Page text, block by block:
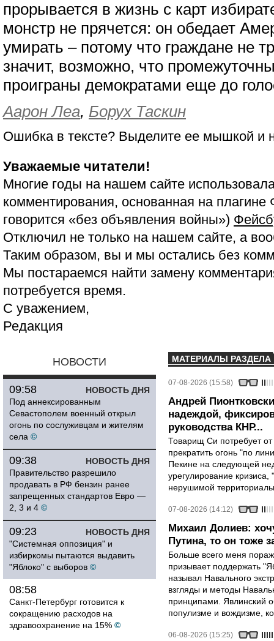
прорывается в жизнь с карт
монстр не прячется: он обедает
умирать – потому что граждане не
значит, возможно, что
проиграны демократами еще до
Аарон Леа, Борух Таскин
Ошибка в тексте? Выделите ее мышкой и
Уважаемые читатели!
Многие годы на нашем сайте
комментирования, основанная на
говорится «без объявления войны»)
Отключил не только на нашем сайте, а
Таким образом, вы и мы остались без
Мы постараемся найти замену
потребуется время.
С уважением,
Редакция
НОВОСТИ
НОВОСТЬ ДНЯ
09:58
Под аннексированным
Севастополем военный открыл
огонь по сослуживцам и жителям
села ©
НОВОСТЬ ДНЯ
09:38
Правительство разрешило
продавать в РФ бензин ранее
запрещенных стандартов Евро —
2, 3 и 4 ©
НОВОСТЬ ДНЯ
09:23
"Системная оппозиция" и
избиркомы пытаются выдавить
"Яблоко" с выборов ©
08:58
Санкт-Петербург готовится к
сокращению расходов на
здравоохранение на 15% ©
МАТЕРИАЛЫ РАЗДЕЛА
07-08-2026 (15:58)
Андрей
надеждой,
руководства КНР...
Товарищ Си потребует
прекратить огонь "по
Пекине на следующей
урегулирование
нерушимой
07-08-2026 (14:12)
Михаил Долиев:
Путина, то он тоже
Больше всего меня
призывает поддержать
называл Навального
взгляды и методы
принципами. Явлинский
популизме и вождизме,
06-08-2026 (15:25)